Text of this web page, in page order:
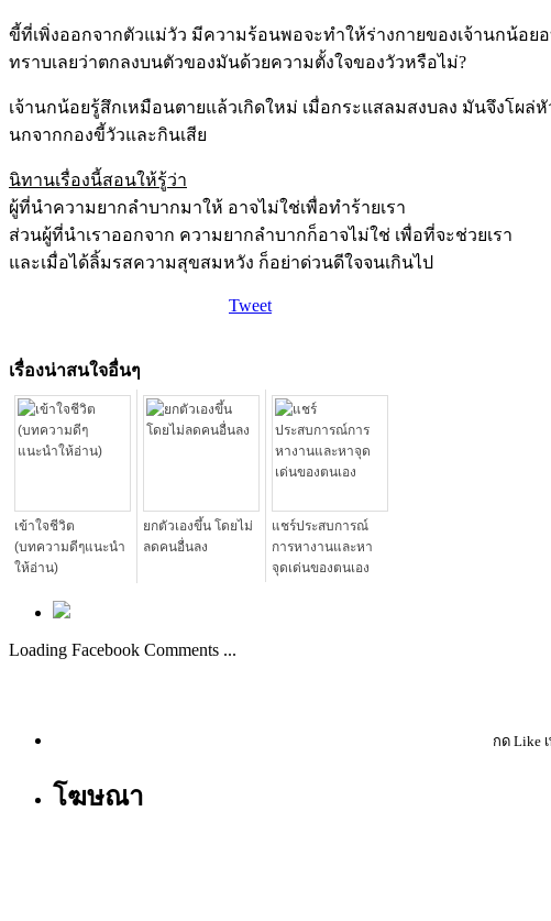
ขี้ที่เพิ่งออกจากตัวแม่วัว มีความร้อนพอจะทำให้ร่างกายของเจ้านกน้อ
ทราบเลยว่าตกลงบนตัวของมันด้วยความตั้งใจของวัวหรือไม่?
เจ้านกน้อยรู้สึกเหมือนตายแล้วเกิดใหม่ เมื่อกระแสลมสงบลง มันจึงโผ
นกจากกองขี้วัวและกินเสีย
นิทานเรื่องนี้สอนให้รู้ว่า
ผู้ที่นำความยากลำบากมาให้ อาจไม่ใช่เพื่อทำร้ายเรา
ส่วนผู้ที่นำเราออกจาก ความยากลำบากก็อาจไม่ใช่ เพื่อที่จะช่วยเรา
และเมื่อได้ลิ้มรสความสุขสมหวัง ก็อย่าด่วนดีใจจนเกินไป
Tweet
เรื่องน่าสนใจอื่นๆ
เข้าใจชีวิต
(บทความดีๆแนะนำ
ให้อ่าน)
ยกตัวเองขึ้น โดยไม่
ลดคนอื่นลง
แชร์ประสบการณ์
การหางานและหา
จุดเด่นของตนเอง
Loading Facebook Comments ...
กด Like
โฆษณา